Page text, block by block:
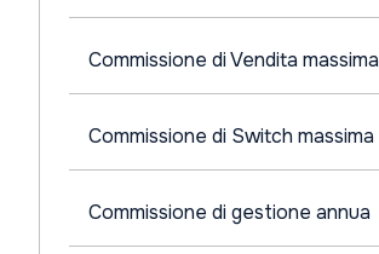
Commissione di Vendita massima
Commissione di Switch massima
Commissione di gestione annua